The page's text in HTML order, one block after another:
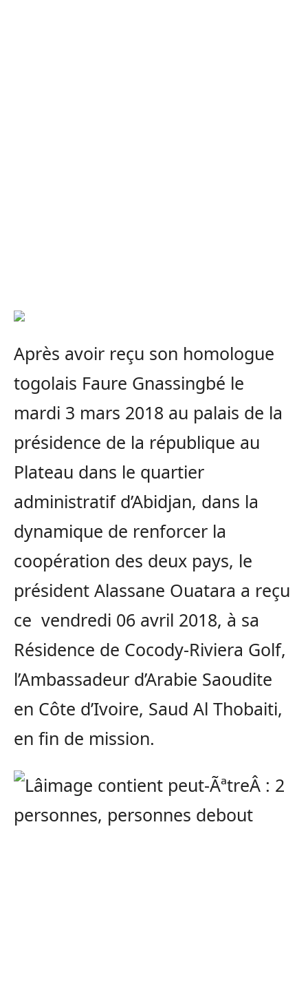
Après avoir reçu son homologue
togolais Faure Gnassingbé le
mardi 3 mars 2018 au palais de la
présidence de la république au
Plateau dans le quartier
administratif d’Abidjan, dans la
dynamique de renforcer la
coopération des deux pays, le
président Alassane Ouatara a reçu
ce vendredi 06 avril 2018, à sa
Résidence de Cocody-Riviera Golf,
l’Ambassadeur d’Arabie Saoudite
en Côte d’Ivoire, Saud Al Thobaiti,
en fin de mission.